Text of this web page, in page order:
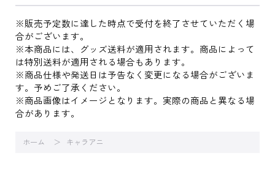
※販売予定数に達した時点で受付を終了させていただく場
合がございます。
※本商品には、グッズ送料が適用されます。商品によって
は特別送料が適用される場合もあります。
※商品仕様や発送日は予告なく変更になる場合がございま
す。予めご了承ください。
※商品画像はイメージとなります。実際の商品と異なる場
合があります。
ホーム キャラアニ